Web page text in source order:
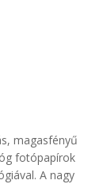
magasfényű
fotópapírok
A nagy